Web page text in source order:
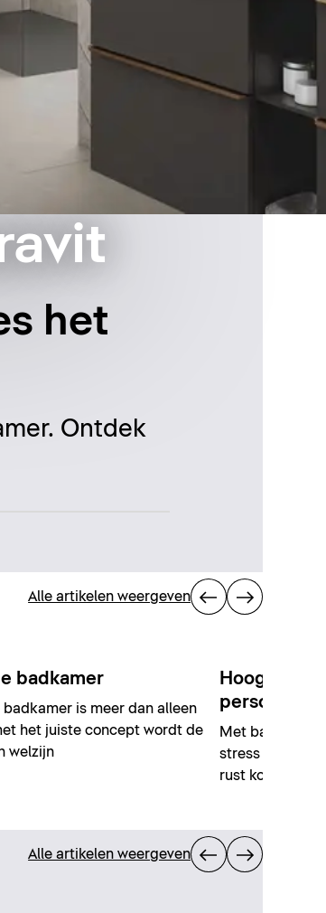
het
Ontdek
Alle artikelen weergeven
badkamer
is meer dan alleen
het juiste concept wordt de
welzijn
personen
Met baden
stress van
rust komen.
Alle artikelen weergeven